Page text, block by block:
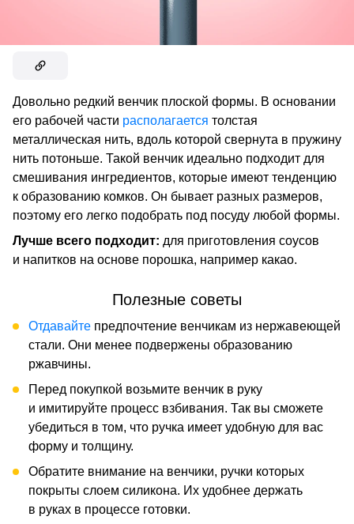
Довольно редкий венчик плоской формы. В основании
его рабочей части располагается толстая
металлическая нить, вдоль которой свернута в пружину
нить потоньше. Такой венчик идеально подходит для
смешивания ингредиентов, которые имеют тенденцию
к образованию комков. Он бывает разных размеров,
поэтому его легко подобрать под посуду любой формы.
Лучше всего подходит: для приготовления соусов
и напитков на основе порошка, например какао.
Полезные советы
Отдавайте предпочтение венчикам из нержавеющей
стали. Они менее подвержены образованию
ржавчины.
Перед покупкой возьмите венчик в руку
и имитируйте процесс взбивания. Так вы сможете
убедиться в том, что ручка имеет удобную для вас
форму и толщину.
Обратите внимание на венчики, ручки которых
покрыты слоем силикона. Их удобнее держать
в руках в процессе готовки.